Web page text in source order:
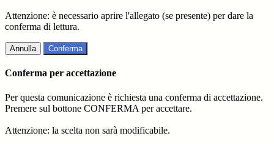
Attenzione: è necessario aprire l'allegato (se presente) per dare la
conferma di lettura.
Annulla Conferma
Conferma per accettazione
Per questa comunicazione è richiesta una conferma di accettazione.
Premere sul bottone CONFERMA per accettare.
Attenzione: la scelta non sarà modificabile.